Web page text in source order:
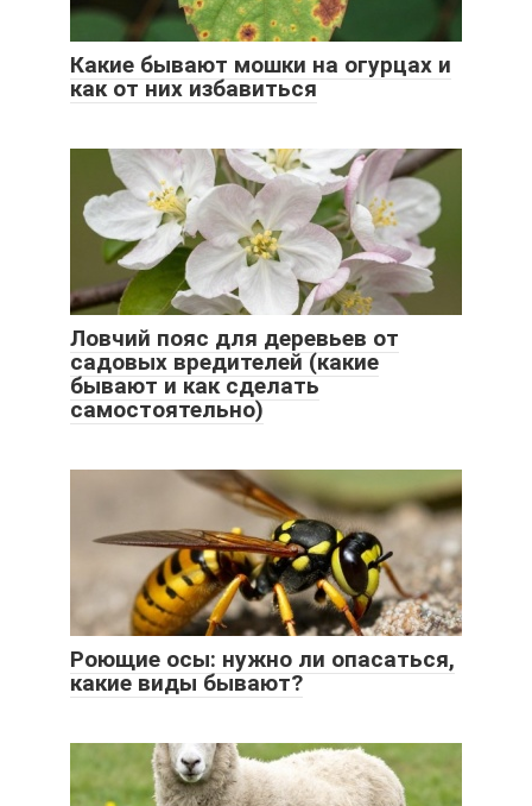
Какие бывают мошки на огурцах и
как от них избавиться
Ловчий пояс для деревьев от
садовых вредителей (какие
бывают и как сделать
самостоятельно)
Роющие осы: нужно ли опасаться,
какие виды бывают?